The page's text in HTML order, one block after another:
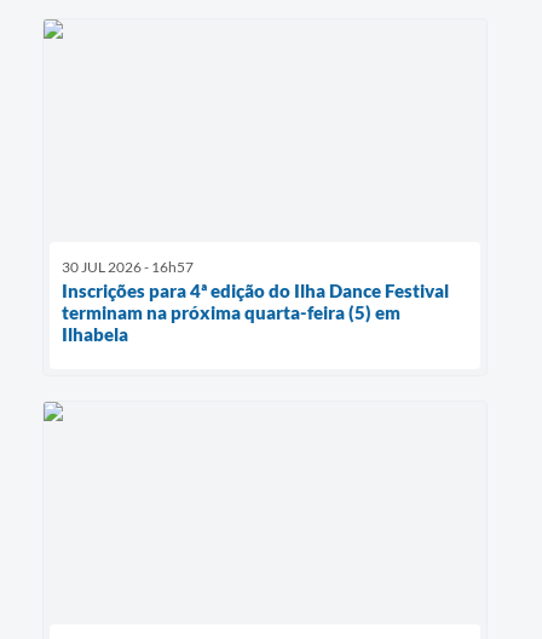
30 JUL 2026 - 16h57
Inscrições para 4ª edição do Ilha Dance Festival
terminam na próxima quarta-feira (5) em
Ilhabela